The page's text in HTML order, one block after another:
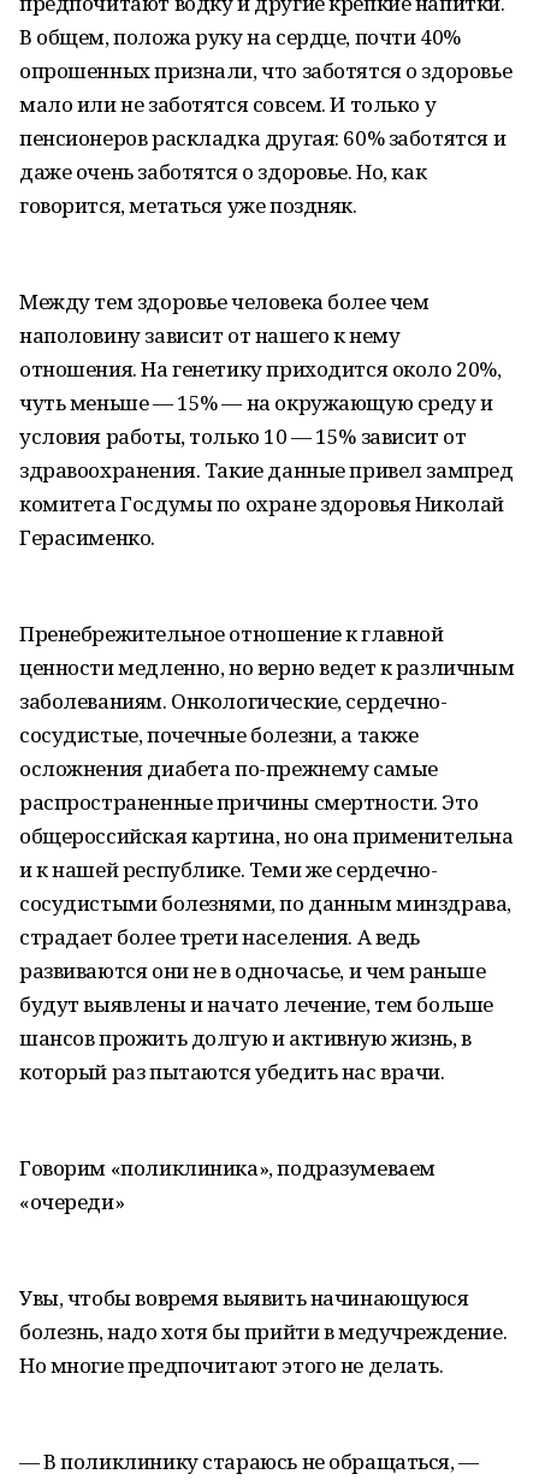
В общем, положа руку на сердце, почти 40%
опрошенных признали, что заботятся о здоровье
мало или не заботятся совсем. И только у
пенсионеров раскладка другая: 60% заботятся и
даже очень заботятся о здоровье. Но, как
говорится, метаться уже поздняк.
Между тем здоровье человека более чем
наполовину зависит от нашего к нему
отношения. На генетику приходится около 20%,
чуть меньше — 15% — на окружающую среду и
условия работы, только 10 — 15% зависит от
здравоохранения. Такие данные привел зампред
комитета Госдумы по охране здоровья Николай
Герасименко.
Пренебрежительное отношение к главной
ценности медленно, но верно ведет к различным
заболеваниям. Онкологические, сердечно-
сосудистые, почечные болезни, а также
осложнения диабета по-прежнему самые
распространенные причины смертности. Это
общероссийская картина, но она применительна
и к нашей республике. Теми же сердечно-
сосудистыми болезнями, по данным минздрава,
страдает более трети населения. А ведь
развиваются они не в одночасье, и чем раньше
будут выявлены и начато лечение, тем больше
шансов прожить долгую и активную жизнь, в
который раз пытаются убедить нас врачи.
Говорим «поликлиника», подразумеваем
«очереди»
Увы, чтобы вовремя выявить начинающуюся
болезнь, надо хотя бы прийти в медучреждение.
Но многие предпочитают этого не делать.
— В поликлинику стараюсь не обращаться, —